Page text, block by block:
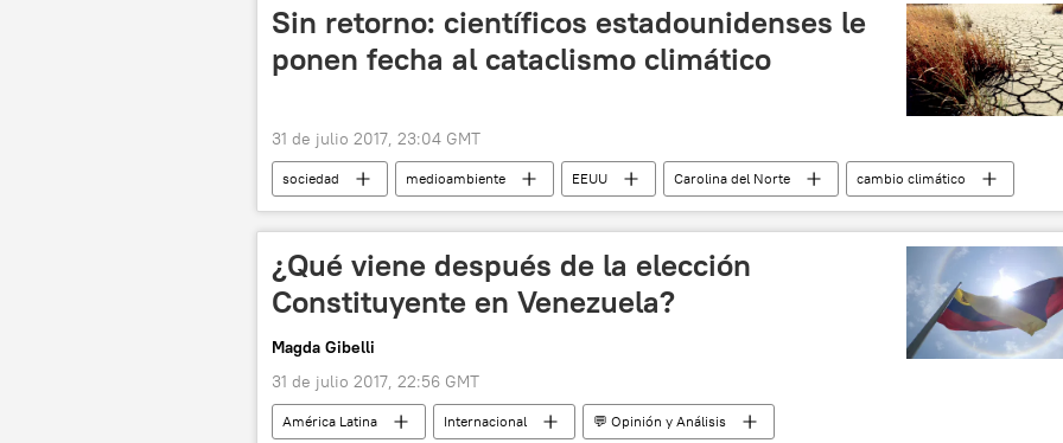
Sin retorno: científicos estadounidenses le
ponen fecha al cataclismo climático
31 de julio 2017, 23:04 GMT
sociedad medioambiente EEUU Carolina del Norte
cambio climático
noticias
¿Qué viene después de la elección
Constituyente en Venezuela?
Magda Gibelli
31 de julio 2017, 22:56 GMT
América Latina Internacional
💬 Opinión y Análisis